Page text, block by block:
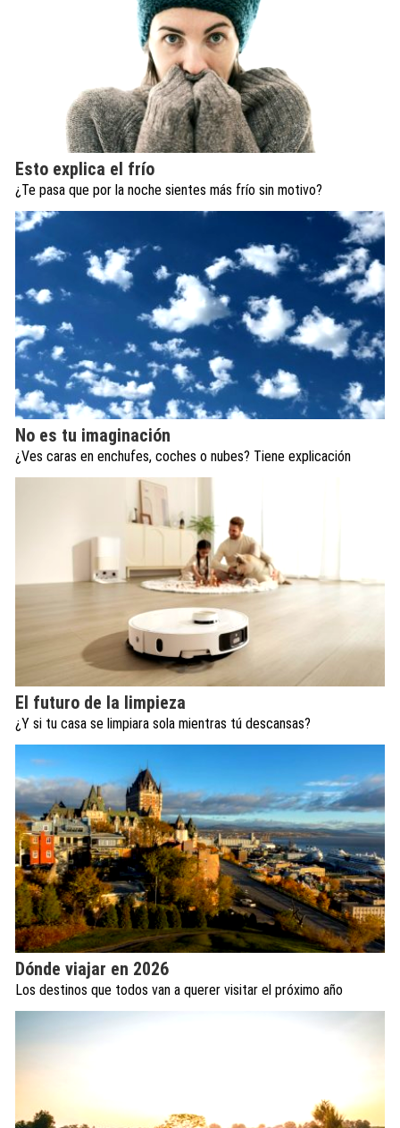
Esto explica el frío
¿Te pasa que por la noche sientes más frío sin motivo?
No es tu imaginación
¿Ves caras en enchufes, coches o nubes? Tiene explicación
El futuro de la limpieza
¿Y si tu casa se limpiara sola mientras tú descansas?
Dónde viajar en 2026
Los destinos que todos van a querer visitar el próximo año